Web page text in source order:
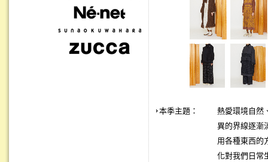
本季主題：
熱愛環境自然
異的界線逐漸
用各種東西的
化對我們日常